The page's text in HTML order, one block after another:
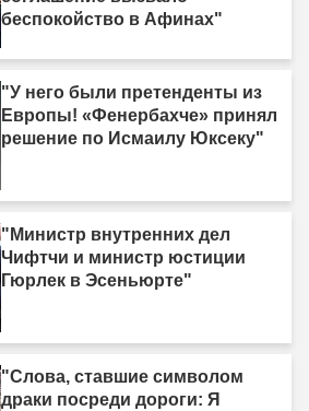
беспокойство в Афинах"
"У него были претенденты из
Европы! «Фенербахче» принял
решение по Исмаилу Юксеку"
"Министр внутренних дел
Чифтчи и министр юстиции
Гюрлек в Эсеньюрте"
"Слова, ставшие символом
драки посреди дороги: Я